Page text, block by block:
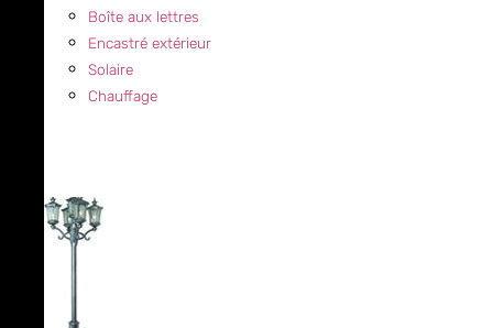
Boîte aux lettres
Encastré extérieur
Solaire
Chauffage